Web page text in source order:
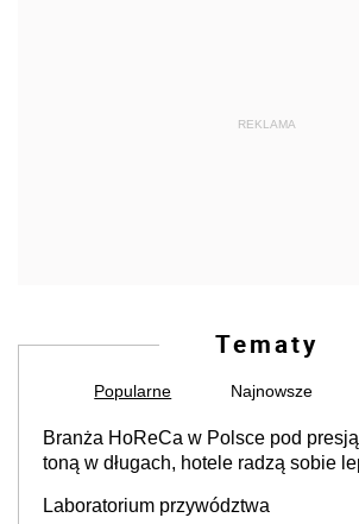
REKLAMA
Tematy
Popularne Najnowsze
Branża HoReCa w Polsce pod
toną w długach, hotele radzą sobie
Laboratorium przywództwa